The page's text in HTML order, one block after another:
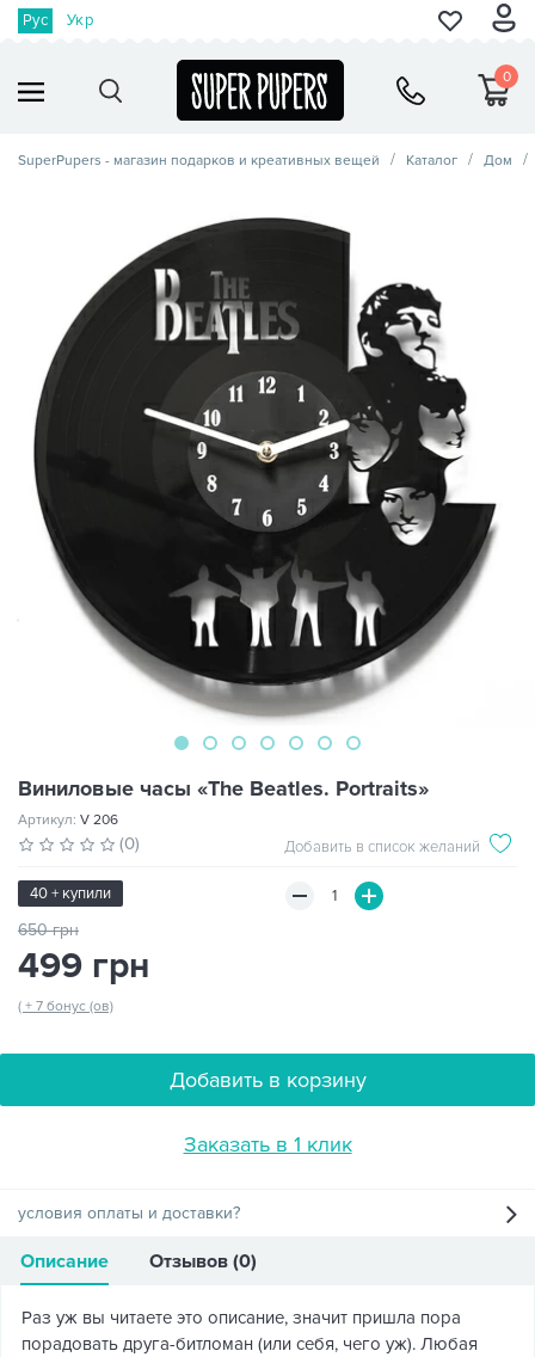
Рус Укр
0
SuperPupers - магазин подарков и креативных вещей Каталог Дом
Виниловые часы «The Beatles. Portraits»
Артикул: V 206
(0) Добавить в список желаний
40 + купили
650 грн
499 грн
( + 7 бонус (ов)
Добавить в корзину
Заказать в 1 клик
условия оплаты и доставки?
Описание Отзывов (0)
Раз уж вы читаете это описание, значит пришла пора
порадовать друга-битломан (или себя, чего уж). Любая